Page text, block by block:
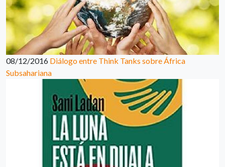
08/12/2016 Diálogo entre Think Tanks sobre África
Subsahariana